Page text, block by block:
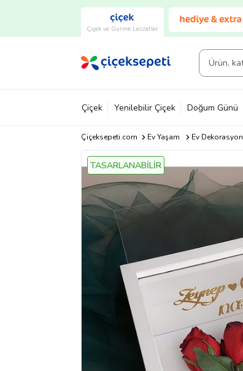
Çiçek ve Gurme Lezzetler
Çiçek Yenilebilir Çiçek Doğum Günü
Çiçeksepeti.com Ev Yaşam Ev Dekorasyon
TASARLANABİLİR